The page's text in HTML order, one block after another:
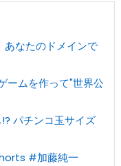
あなたのドメインで
ームを作って"世界公
!? パチンコ玉サイズ
#加藤純一